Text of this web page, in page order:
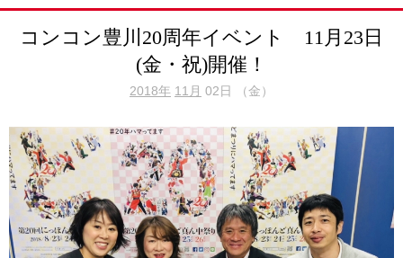
コンコン豊川20周年イベント 11月23日
(金・祝)開催！
2018年 11月 02日 （金）